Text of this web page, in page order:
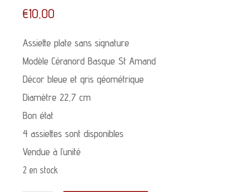
€10,00
Assiette plate sans signature
Modèle Céranord Basque St Amand
Décor bleue et gris géométrique
Diamètre 22,7 cm
Bon état
4 assiettes sont disponibles
Vendue à l’unité
2 en stock